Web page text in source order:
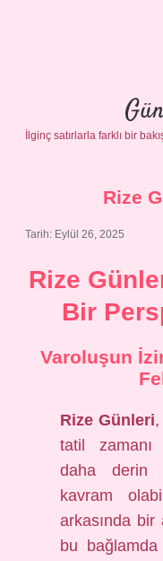
İlginç satırlarla farklı bir
Rize
Tarih: Eylül 26, 2025
Rize
Bir
Varoluşun
Rize Günleri
tatil zamanı
daha derin
kavram
arkasında bir
bu